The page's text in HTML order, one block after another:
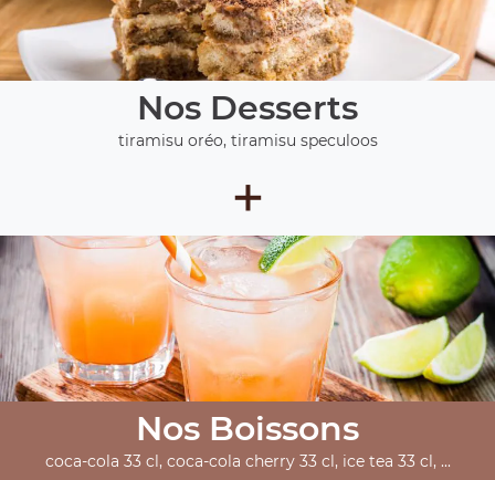
Nos Desserts
tiramisu oréo, tiramisu speculoos
+
Nos Boissons
coca-cola 33 cl, coca-cola cherry 33 cl, ice tea 33 cl, ...